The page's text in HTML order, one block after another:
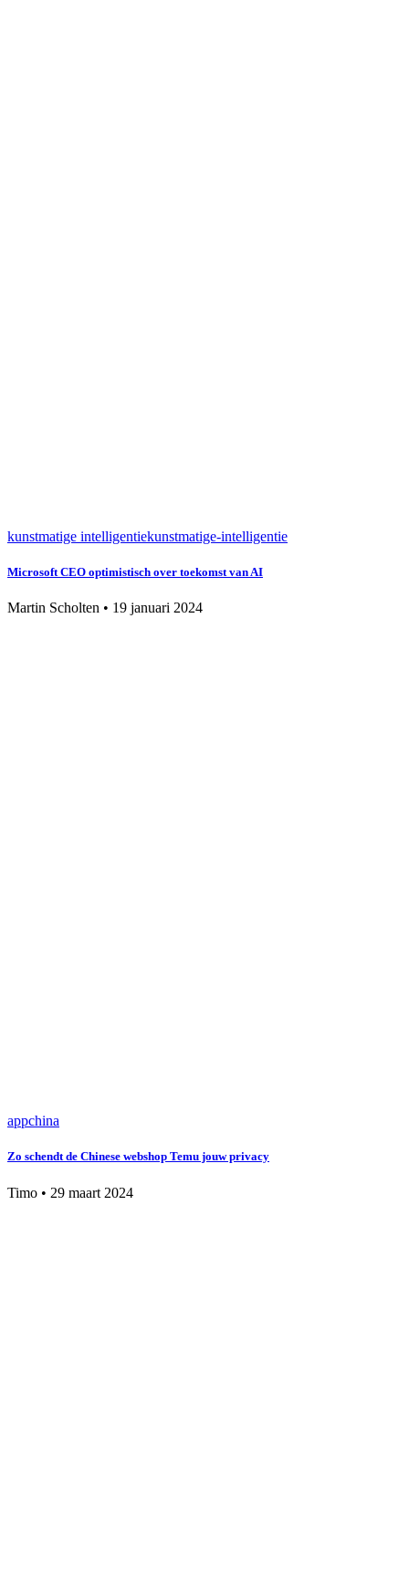
kunstmatige intelligentiekunstmatige-intelligentie
Microsoft CEO optimistisch over toekomst van AI
Martin Scholten • 19 januari 2024
appchina
Zo schendt de Chinese webshop Temu jouw privacy
Timo • 29 maart 2024